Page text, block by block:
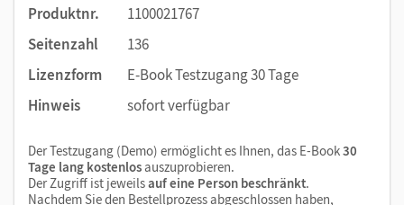
Produktnr.
1100021767
Seitenzahl
136
Lizenzform
E-Book Testzugang 30 Tage
Hinweis
sofort verfügbar
Der Testzugang (Demo) ermöglicht es Ihnen, das E-Book30
Tage lang kostenlosauszuprobieren.
Der Zugriff ist jeweilsauf eine Person beschränkt.
Nachdem Sie den Bestellprozess abgeschlossen haben,